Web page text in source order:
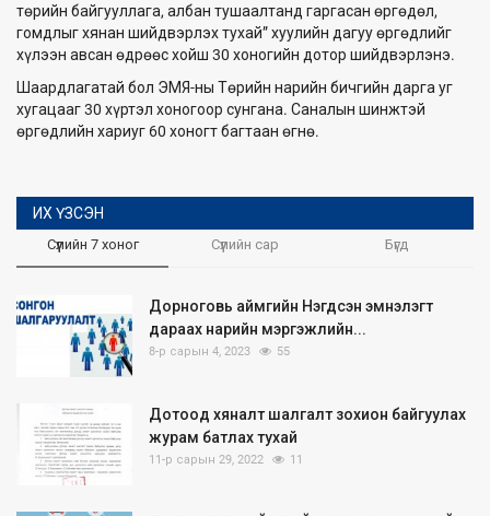
төрийн байгууллага, албан тушаалтанд гаргасан өргөдөл,
гомдлыг хянан шийдвэрлэх тухай” хуулийн дагуу өргөдлийг
хүлээн авсан өдрөөс хойш 30 хоногийн дотор шийдвэрлэнэ.
Шаардлагатай бол ЭМЯ-ны Төрийн нарийн бичгийн дарга уг
хугацааг 30 хүртэл хоногоор сунгана. Саналын шинжтэй
өргөдлийн хариуг 60 хоногт багтаан өгнө.
ИХ ҮЗСЭН
Сүүлийн 7 хоног Сүүлийн сар Бүгд
Дорноговь аймгийн Нэгдсэн эмнэлэгт
дараах нарийн мэргэжлийн...
8-р сарын 4, 2023 55
Дотоод хяналт шалгалт зохион байгуулах
журам батлах тухай
11-р сарын 29, 2022 11